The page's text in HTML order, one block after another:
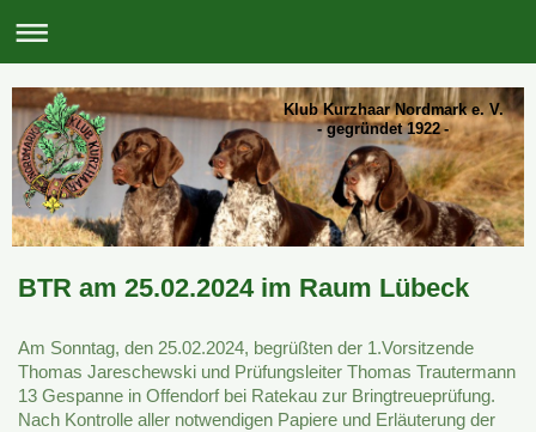
Klub Kurzhaar Nordmark e. V.
- gegründet 1922 -
BTR am 25.02.2024 im Raum Lübeck
Am Sonntag, den 25.02.2024, begrüßten der 1.Vorsitzende
Thomas Jareschewski und Prüfungsleiter Thomas Trautermann
13 Gespanne in Offendorf bei Ratekau zur Bringtreueprüfung.
Nach Kontrolle aller notwendigen Papiere und Erläuterung der